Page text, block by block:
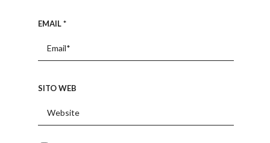
EMAIL*
SITO WEB